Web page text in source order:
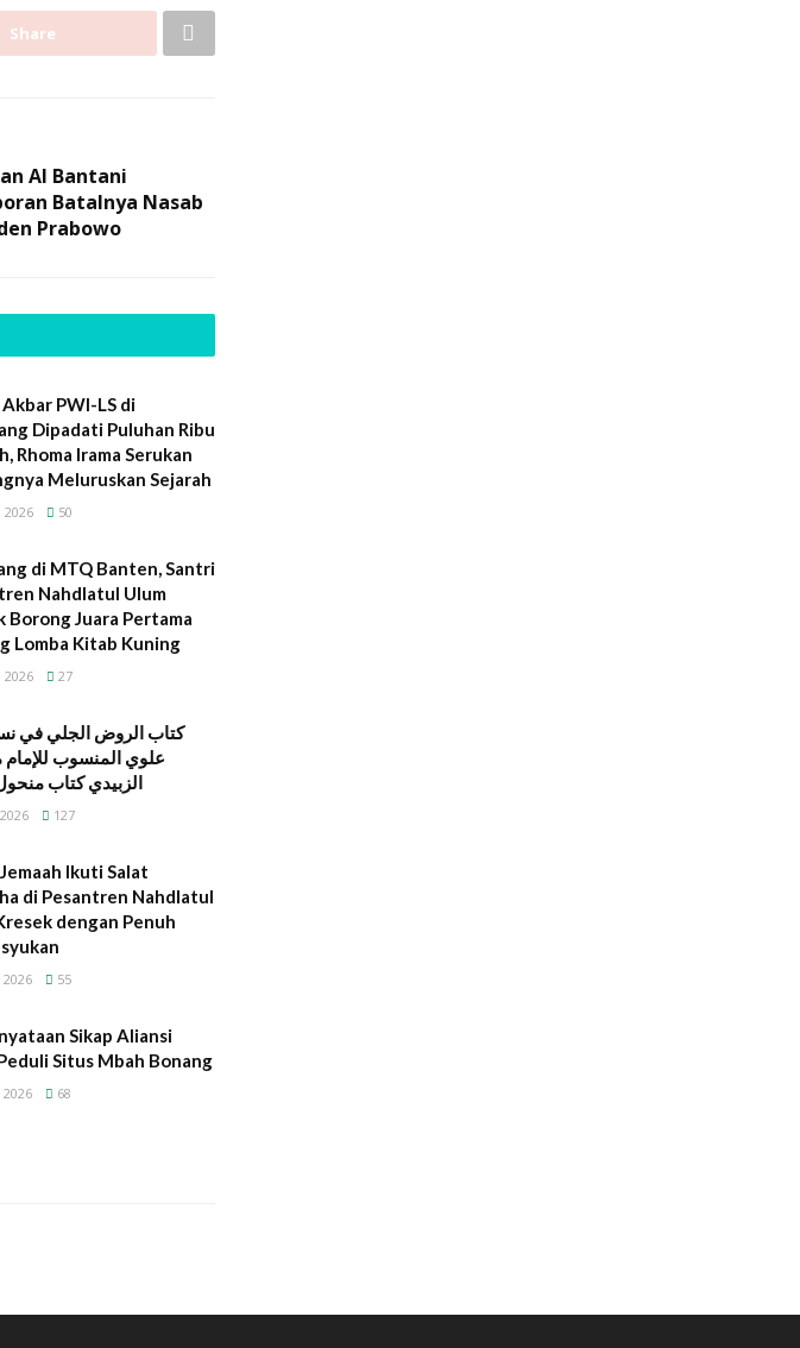
Share
Al Bantani
Batalnya Nasab
Prabowo
PWI-LS di
Dipadati Puluhan Ribu
Rhoma Irama Serukan
Meluruskan Sejarah
2026 50
di MTQ Banten, Santri
Nahdlatul Ulum
Borong Juara Pertama
Lomba Kitab Kuning
2026 27
كتاب الروض الجلي في
علوي المنسوب
الزبيدي كتاب
127
Ikuti Salat
di Pesantren Nahdlatul
dengan Penuh
2026 55
Sikap Aliansi
Situs Mbah Bonang
2026 68